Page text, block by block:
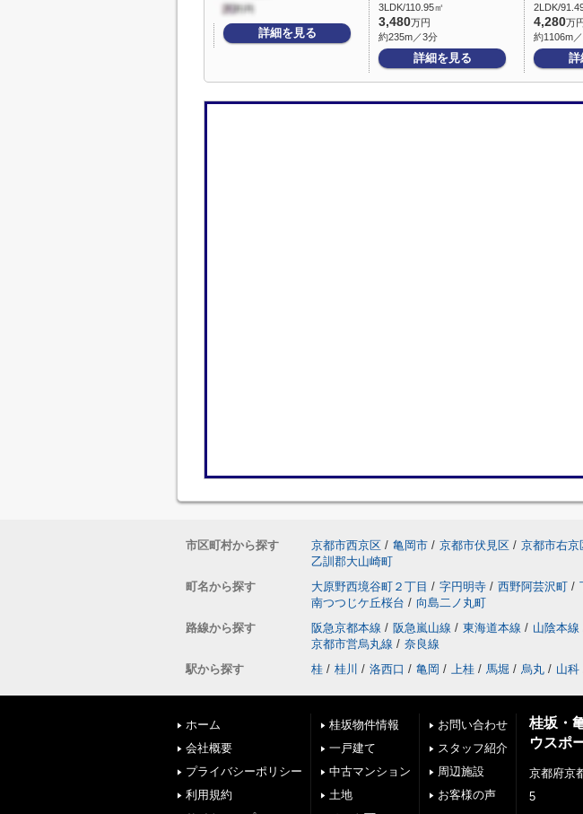
詳細を見る
3LDK/110.95㎡
3,480万円
約235m／3分
詳細を見る
2LDK/
4,280万
約1106m
詳
市区町村から探す 京都市西京区 / 亀岡市 / 京都市伏見区 / 京都市右京
乙訓郡大山崎町
町名から探す
大原野西境谷町２丁目 / 字円明寺 / 西野阿芸沢町 /
南つつじケ丘桜台 / 向島二ノ丸町
路線から探す
阪急京都本線 / 阪急嵐山線 / 東海道本線 / 山陰本線
京都市営烏丸線 / 奈良線
駅から探す
桂 / 桂川 / 洛西口 / 亀岡 / 上桂 / 馬堀 / 烏丸 / 山科
ホーム
会社概要
プライバシーポリシー
利用規約
桂坂物件情報
一戸建て
中古マンション
土地
お問い合わせ
スタッフ紹介
周辺施設
お客様の声
桂坂・
ウスポ
京都府京
5